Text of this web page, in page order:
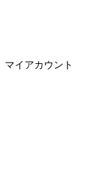
マイアカウント